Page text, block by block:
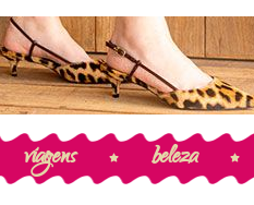
viagens beleza